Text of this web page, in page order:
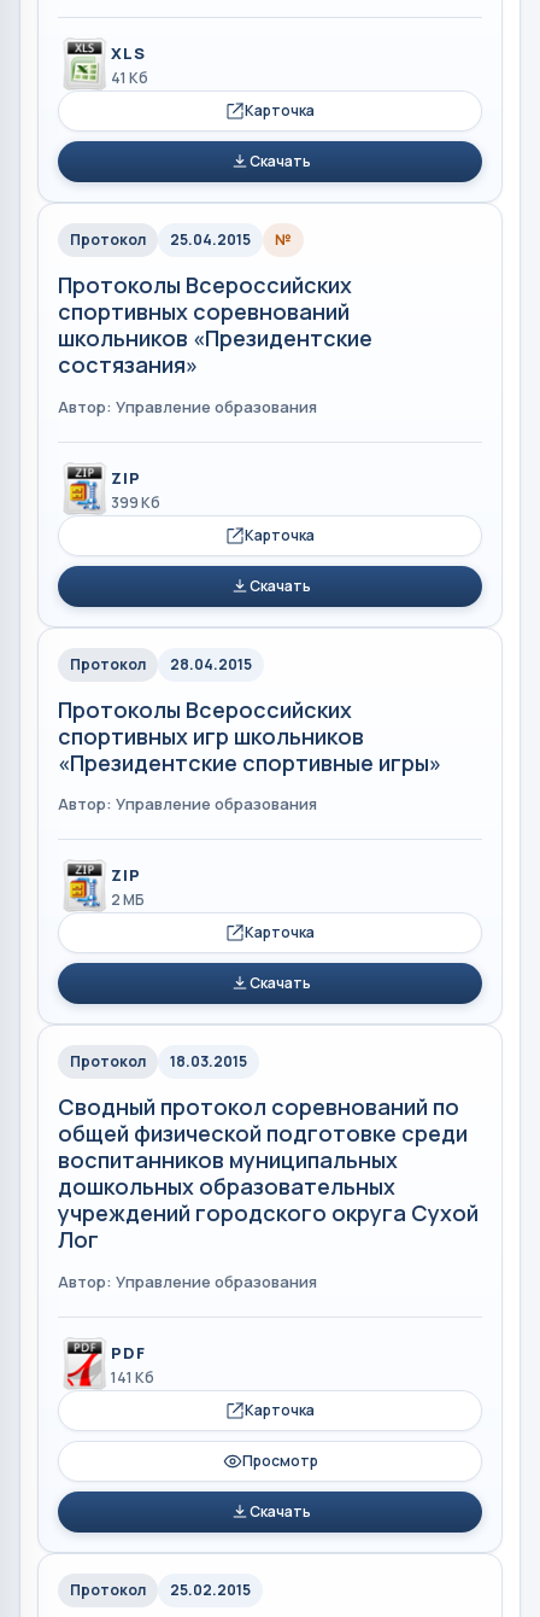
XLS
41 Кб
Карточка
Скачать
Протокол 25.04.2015 №
Протоколы Всероссийских
спортивных соревнований
школьников «Президентские
состязания»
Автор: Управление образования
ZIP
399 Кб
Карточка
Скачать
Протокол 28.04.2015
Протоколы Всероссийских
спортивных игр школьников
«Президентские спортивные игры»
Автор: Управление образования
ZIP
2 МБ
Карточка
Скачать
Протокол 18.03.2015
Сводный протокол соревнований по
общей физической подготовке среди
воспитанников муниципальных
дошкольных образовательных
учреждений городского округа Сухой
Лог
Автор: Управление образования
PDF
141 Кб
Карточка
Просмотр
Скачать
Протокол 25.02.2015